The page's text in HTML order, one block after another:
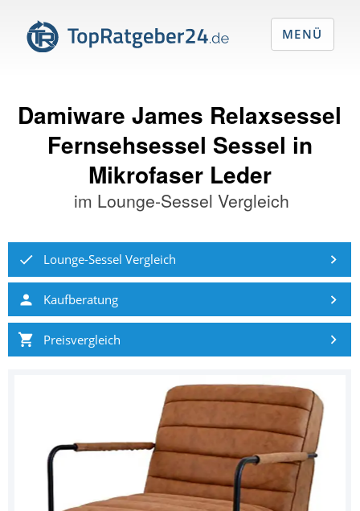
Damiware James Relaxsessel
Fernsehsessel Sessel in
Mikrofaser Leder
im Lounge-Sessel Vergleich
Lounge-Sessel Vergleich
Kaufberatung
Preisvergleich
MENÜ